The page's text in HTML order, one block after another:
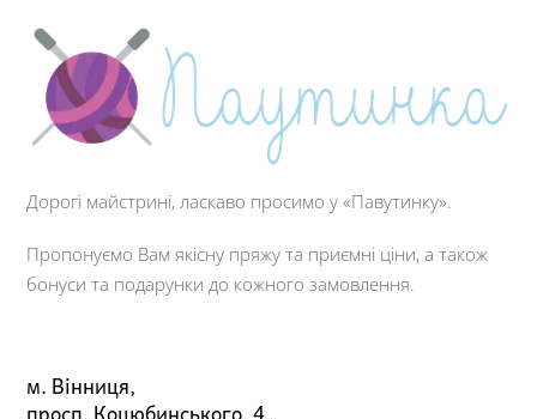
Дорогі майстрині, ласкаво просимо у «Павутинку».
Пропонуємо Вам якісну пряжу та приємні ціни, а також
бонуси та подарунки до кожного замовлення.
м. Вінниця,